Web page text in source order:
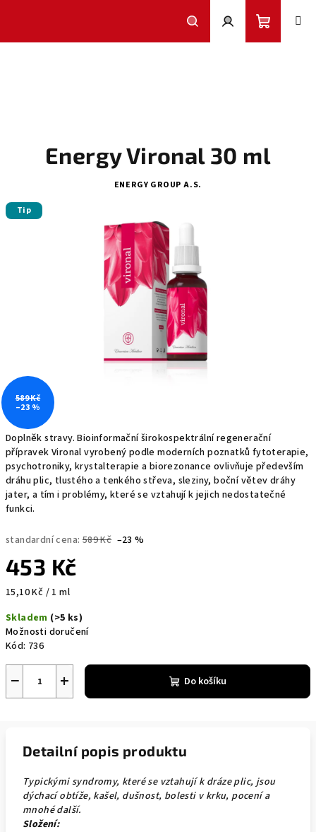
Hledat PřihlášeníNákupní
Doplněk stravy. Bioinformační širokospektrální regenerační
přípravek Vironal vyrobený podle moderních poznatků fytoterapie,
psychotroniky, krystalterapie a biorezonance ovlivňuje především
dráhu plic, tlustého a tenkého střeva, sleziny, boční větev dráhy
jater, a tím i problémy, které se vztahují k jejich nedostatečné
funkci.
standardní cena: 589 Kč –23 %
453 Kč
Měrná
15,10 Kč / 1 ml
Skladem (>5 ks)
Možnosti doručení
Kód: 736
+
− Do košíku
Energy Vironal 30 ml
ENERGY GROUP A.S.
Tip
589 Kč
–23 %
Detailní popis produktu
Typickými syndromy, které se vztahují k dráze plic, jsou
dýchací obtíže, kašel, dušnost, bolesti v krku, pocení a
mnohé další.
Složení: